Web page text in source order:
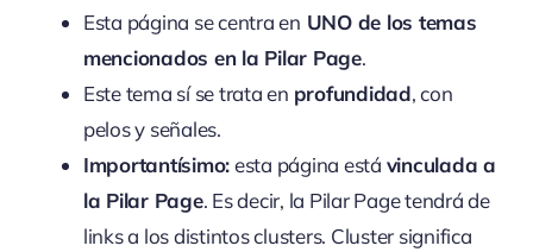
Esta página se centra en UNO de los temas
mencionados en la Pilar Page.
Este tema sí se trata en profundidad, con
pelos y señales.
Importantísimo:esta página está vinculada a
la Pilar Page. Es decir, la Pilar Page tendrá de
links a los distintos clusters. Cluster significa